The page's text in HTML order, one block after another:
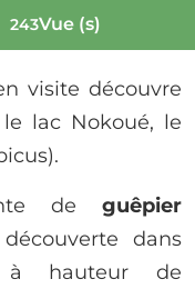
243Vue (s)
visite découvre
lac Nokoué, le
de guêpier
dans
à hauteur de